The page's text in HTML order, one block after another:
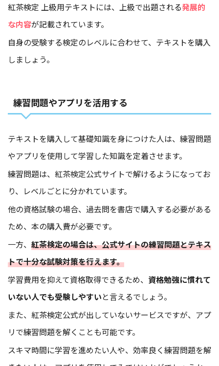
紅茶検定 上級用テキストには、上級で出題される発展的
な内容が記載されています。
自身の受験する検定のレベルに合わせて、テキストを購入
しましょう。
練習問題やアプリを活用する
テキストを購入して基礎知識を身につけた人は、練習問題
やアプリを使用して学習した知識を定着させます。
練習問題は、 紅茶検定公式サイトで解けるようになってお
り、レベルごとに分かれています。
他の資格試験の場合、過去問を書店で購入する必要がある
ため、本の購入費が必要です。
一方、 紅茶検定の場合は、公式サイトの練習問題とテキス
トで十分な試験対策を行えます。
学習費用を抑えて資格取得できるため、 資格勉強に慣れて
いない人でも受験しやすいと言えるでしょう。
また、紅茶検定公式が出していないサービスですが、アプ
リで練習問題を解くことも可能です。
スキマ時間に学習を進めたい人や、効率良く練習問題を解